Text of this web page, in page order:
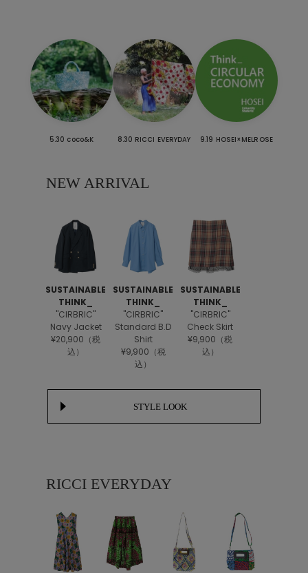
5.30 coco&K 8.30 RICCI EVERYDAY 9.19 HOSEI×MELROSE
NEW ARRIVAL
SUSTAINABLE
THINK_
"CIRBRIC"
Navy Jacket
¥20,900（税
込）
SUSTAINABLE
THINK_
"CIRBRIC"
Standard B.D
Shirt
¥9,900（税
込）
SUSTAINABLE
THINK_
"CIRBRIC"
Check Skirt
¥9,900（税
込）
STYLE LOOK
RICCI EVERYDAY